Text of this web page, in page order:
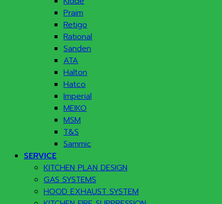
Praim
Retigo
Rational
Sanden
ATA
Halton
Hatco
Imperial
MEIKO
MSM
T&S
Sammic
SERVICE
KITCHEN PLAN DESIGN
GAS SYSTEMS
HOOD EXHAUST SYSTEM